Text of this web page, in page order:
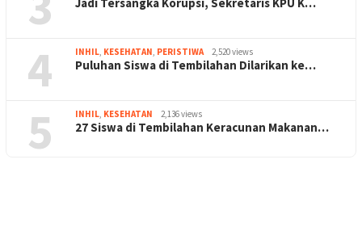
4 INHIL, KESEHATAN, PERISTIWA 2,520 views
Puluhan Siswa di Tembilahan Dilarikan ke…
5 INHIL, KESEHATAN 2,136 views
27 Siswa di Tembilahan Keracunan Makanan…